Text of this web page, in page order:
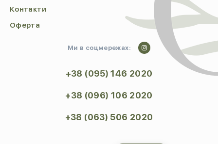
Контакти
Оферта
Ми в соцмережах:
+38 (095) 146 2020
+38 (096) 106 2020
+38 (063) 506 2020